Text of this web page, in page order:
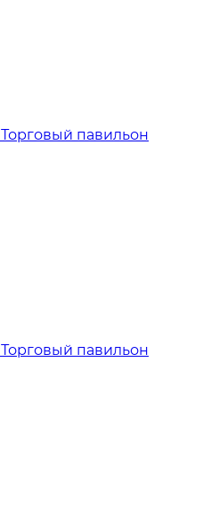
Торговый павильон
Торговый павильон